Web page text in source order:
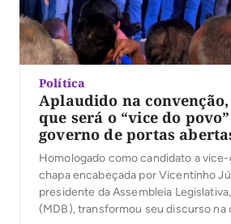
Política
Aplaudido na
que será o “vice do
governo de portas
Homologado como candidato a
chapa encabeçada por Vicentinho
presidente da Assembleia
(MDB), transformou seu discurso na